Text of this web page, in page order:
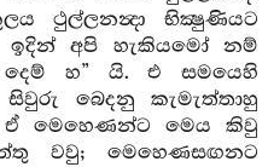
ථුල්ලනන්‍දා භික්‍ෂුණියට
ඉදින් අපි හැකියමෝ නම්
හ” යි. එ සමයෙහි
බෙදනු කැමැත්තාහු
ඒ මෙහෙණන්ට මෙය කිවු
වවු; මෙහෙණසඟනට